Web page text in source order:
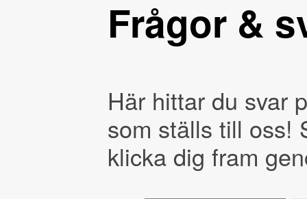
Frågor &
Här hittar du svar
som ställs till oss!
klicka dig fram